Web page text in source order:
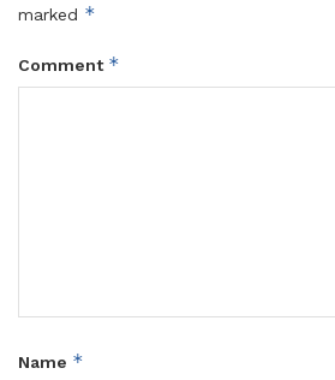
marked *
Comment *
Name *